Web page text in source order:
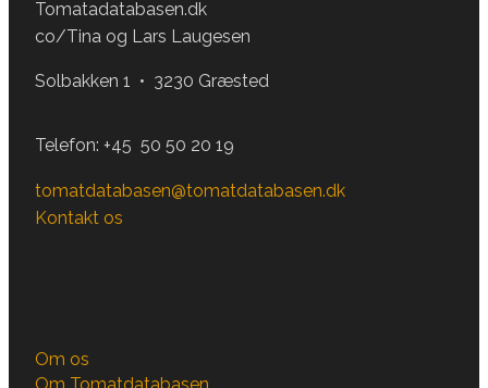
Tomatadatabasen.dk
co/Tina og Lars Laugesen
Solbakken 1 • 3230 Græsted
Telefon: +45 50 50 20 19
tomatdatabasen@tomatdatabasen.dk
Kontakt os
Om os